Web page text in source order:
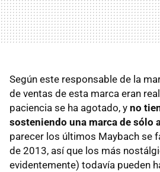
Según este responsable de la
de ventas de esta marca eran
paciencia se ha agotado, y no
sosteniendo una marca de sólo
parecer los últimos Maybach se
de 2013, así que los más
evidentemente) todavía pueden